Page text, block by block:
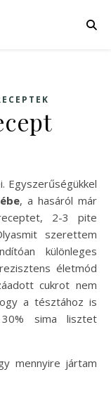
Egyszerűségükkel
, a hasáról már
2-3 pite
szerettem
különleges
életmód
cukrot nem
a tésztához is
sima lisztet
mennyire jártam